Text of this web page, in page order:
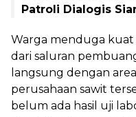
Patroli Dialogis
Warga menduga kuat
dari saluran
langsung dengan
perusahaan sawit
belum ada hasil uji